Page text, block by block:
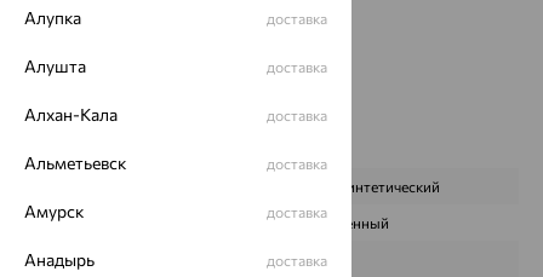
Виды подвесок:
Цвет вставки:
Наименование цвета вставки:
Белый
Жемчуг синтетический
ПРОИСХОЖДЕНИЕ Искусственный
ЦВЕТ Белый
Алупка доставка
Алушта доставка
Алхан-Кала доставка
Альметьевск доставка
Амурск доставка
Анадырь доставка